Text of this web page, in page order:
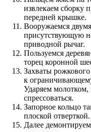
извлекаем сборку
передней крышке.
Вооружаемся
присутствующую
приводной рычаг.
Пользуемся
торец коронной
Захваты
к
Ударяем молотком,
спрессоваться.
Запорное кольцо
плоской отверткой.
Далее